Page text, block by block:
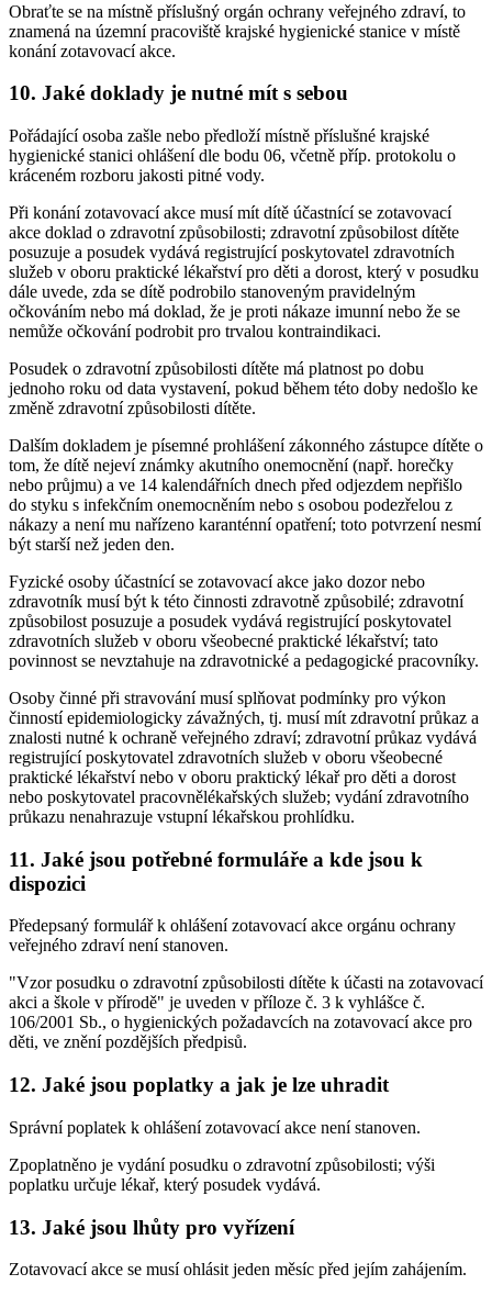
Obraťte se na místně příslušný orgán ochrany veřejného zdraví, to
znamená na územní pracoviště krajské hygienické stanice v místě
konání zotavovací akce.
10. Jaké doklady je nutné mít s sebou
Pořádající osoba zašle nebo předloží místně příslušné krajské
hygienické stanici ohlášení dle bodu 06, včetně příp. protokolu o
kráceném rozboru jakosti pitné vody.
Při konání zotavovací akce musí mít dítě účastnící se zotavovací
akce doklad o zdravotní způsobilosti; zdravotní způsobilost dítěte
posuzuje a posudek vydává registrující poskytovatel zdravotních
služeb v oboru praktické lékařství pro děti a dorost, který v posudku
dále uvede, zda se dítě podrobilo stanoveným pravidelným
očkováním nebo má doklad, že je proti nákaze imunní nebo že se
nemůže očkování podrobit pro trvalou kontraindikaci.
Posudek o zdravotní způsobilosti dítěte má platnost po dobu
jednoho roku od data vystavení, pokud během této doby nedošlo ke
změně zdravotní způsobilosti dítěte.
Dalším dokladem je písemné prohlášení zákonného zástupce dítěte o
tom, že dítě nejeví známky akutního onemocnění (např. horečky
nebo průjmu) a ve 14 kalendářních dnech před odjezdem nepřišlo
do styku s infekčním onemocněním nebo s osobou podezřelou z
nákazy a není mu nařízeno karanténní opatření; toto potvrzení nesmí
být starší než jeden den.
Fyzické osoby účastnící se zotavovací akce jako dozor nebo
zdravotník musí být k této činnosti zdravotně způsobilé; zdravotní
způsobilost posuzuje a posudek vydává registrující poskytovatel
zdravotních služeb v oboru všeobecné praktické lékařství; tato
povinnost se nevztahuje na zdravotnické a pedagogické pracovníky.
Osoby činné při stravování musí splňovat podmínky pro výkon
činností epidemiologicky závažných, tj. musí mít zdravotní průkaz a
znalosti nutné k ochraně veřejného zdraví; zdravotní průkaz vydává
registrující poskytovatel zdravotních služeb v oboru všeobecné
praktické lékařství nebo v oboru praktický lékař pro děti a dorost
nebo poskytovatel pracovnělékařských služeb; vydání zdravotního
průkazu nenahrazuje vstupní lékařskou prohlídku.
11. Jaké jsou potřebné formuláře a kde jsou k
dispozici
Předepsaný formulář k ohlášení zotavovací akce orgánu ochrany
veřejného zdraví není stanoven.
"Vzor posudku o zdravotní způsobilosti dítěte k účasti na zotavovací
akci a škole v přírodě" je uveden v příloze č. 3 k vyhlášce č.
106/2001 Sb., o hygienických požadavcích na zotavovací akce pro
děti, ve znění pozdějších předpisů.
12. Jaké jsou poplatky a jak je lze uhradit
Správní poplatek k ohlášení zotavovací akce není stanoven.
Zpoplatněno je vydání posudku o zdravotní způsobilosti; výši
poplatku určuje lékař, který posudek vydává.
13. Jaké jsou lhůty pro vyřízení
Zotavovací akce se musí ohlásit jeden měsíc před jejím zahájením.